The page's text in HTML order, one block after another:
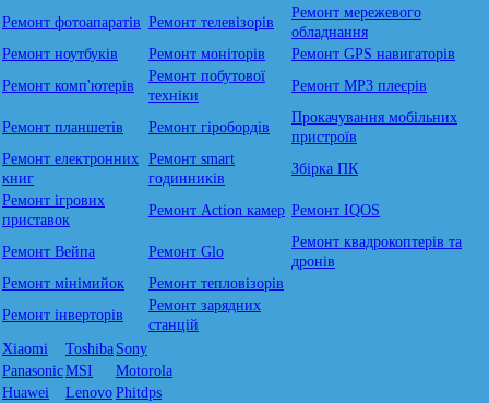
Ремонт фотоапаратів Ремонт телевізорів
Ремонт мережевого
обладнання
Ремонт ноутбуків
Ремонт моніторів
Ремонт GPS навигаторів
Ремонт комп'ютерів
Ремонт побутової
техніки
Ремонт MP3 плеєрів
Ремонт планшетів Ремонт гіробордів
Прокачування мобільних
пристроїв
Ремонт електронних
книг
Ремонт smart
годинників
Збірка ПК
Ремонт ігрових
приставок
Ремонт Action камер Ремонт IQOS
Ремонт Вейпа Ремонт Glo
Ремонт квадрокоптерів та
дронів
Ремонт мiнiмийок
Ремонт тепловізорів
Ремонт інверторів
Ремонт зарядних
станцій
Xiaomi
Toshiba Sony
PanasonicMSI
Motorola
Huawei
Lenovo Phitdps